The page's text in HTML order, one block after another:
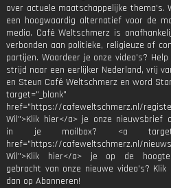
over actuele maatschappelijke thema's.
een hoogwaardig alternatief voor de
media. Café Weltschmerz is
verbonden aan politieke, religieuze of
partijen. Waardeer je onze video's?
strijd naar een eerlijker Nederland, vrij
en Steun Café Weltschmerz en word
target="_blank"
href="https://cafeweltschmerz.nl/
Wil">Klik hier</a> je onze nieuwsbrief
in je mailbox? <a
href="https://cafeweltschmerz.nl/
Wil">Klik hier</a> je op de
gebracht van onze nieuwe video's? Klik
dan op Abonneren!